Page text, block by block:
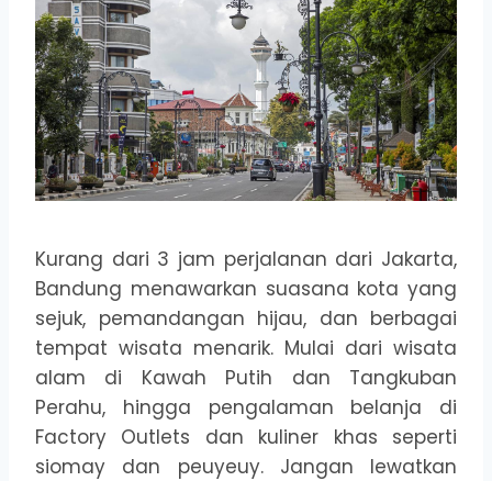
Kurang dari 3 jam perjalanan dari Jakarta,
Bandung menawarkan suasana kota yang
sejuk, pemandangan hijau, dan berbagai
tempat wisata menarik. Mulai dari wisata
alam di Kawah Putih dan Tangkuban
Perahu, hingga pengalaman belanja di
Factory Outlets dan kuliner khas seperti
siomay dan peuyeuy. Jangan lewatkan